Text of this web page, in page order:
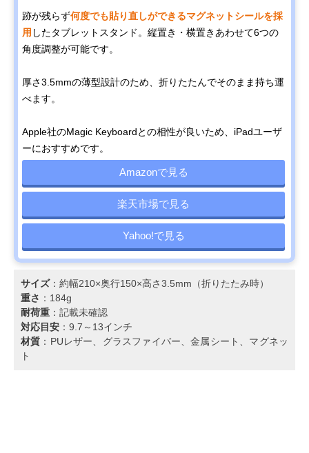
跡が残らず何度でも貼り直しができるマグネットシールを採
用 したタブレットスタンド。縦置き・横置きあわせて6つの
角度調整が可能です。
厚さ3.5mmの薄型設計のため、折りたたんでそのまま持ち運
べます。
Apple社のMagic Keyboardとの相性が良いため、iPadユーザ
ーにおすすめです。
Amazonで見る
楽天市場で見る
Yahoo!で見る
サイズ：約幅210×奥行150×高さ3.5mm（折りたたみ時）
重さ ：184g
耐荷重 ：記載未確認
対応目安 ：9.7～13インチ
材質 ：PUレザー、グラスファイバー、金属シート、マグネッ
ト